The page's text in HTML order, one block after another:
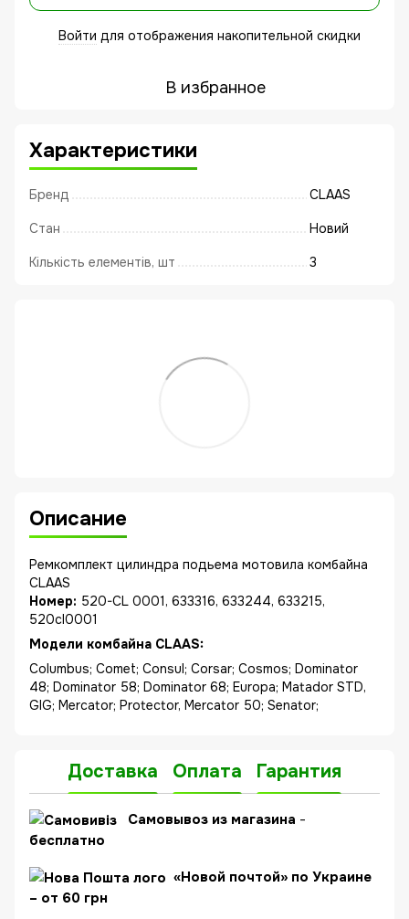
Войти для отображения накопительной скидки
В избранное
Характеристики
Бренд CLAAS
Стан Новий
Кількість елементів, шт 3
Описание
Ремкомплект цилиндра подьема мотовила комбайна
CLAAS
Номер: 520-CL 0001, 633316, 633244, 633215,
520cl0001
Модели комбайна CLAAS:
Columbus; Comet; Consul; Corsar; Cosmos; Dominator
48; Dominator 58; Dominator 68; Europa; Matador STD,
GIG; Mercator; Protector, Mercator 50; Senator;
Доставка Оплата Гарантия
Cамовывоз из магазина -
бесплатно
«Новой почтой» по Украине
– от 60 грн